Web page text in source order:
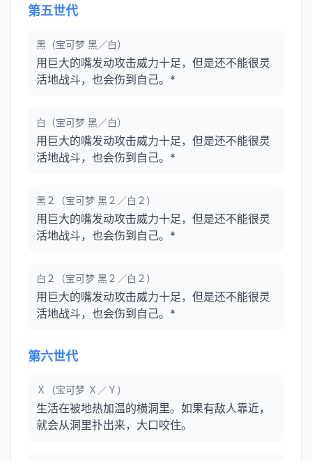
第五世代
黑（宝可梦 黑／白）
用巨大的嘴发动攻击威力十足，但是还不能很灵
活地战斗，也会伤到自己。*
白（宝可梦 黑／白）
用巨大的嘴发动攻击威力十足，但是还不能很灵
活地战斗，也会伤到自己。*
黑２（宝可梦 黑２／白２）
用巨大的嘴发动攻击威力十足，但是还不能很灵
活地战斗，也会伤到自己。*
白２（宝可梦 黑２／白２）
用巨大的嘴发动攻击威力十足，但是还不能很灵
活地战斗，也会伤到自己。*
第六世代
Ｘ（宝可梦 Ｘ／Ｙ）
生活在被地热加温的横洞里。如果有敌人靠近，
就会从洞里扑出来，大口咬住。